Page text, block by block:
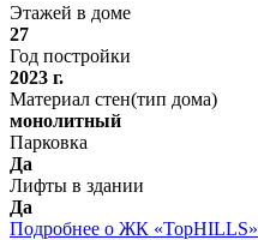
Этажей в доме
27
Год постройки
2023 г.
Материал стен(тип дома)
монолитный
Парковка
Да
Лифты в здании
Да
Подробнее о ЖК «TopHILLS»